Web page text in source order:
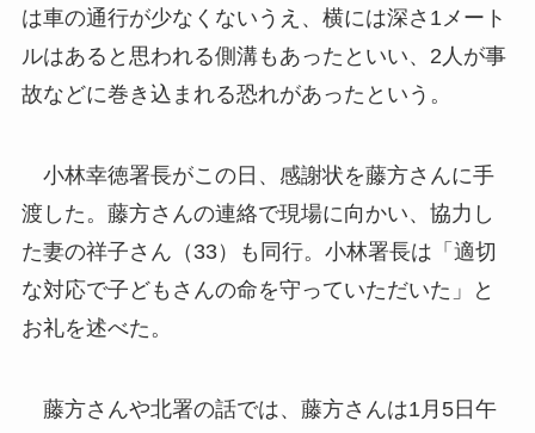
は車の通行が少なくないうえ、横には深さ1メート
ルはあると思われる側溝もあったといい、2人が事
故などに巻き込まれる恐れがあったという。
小林幸徳署長がこの日、感謝状を藤方さんに手
渡した。藤方さんの連絡で現場に向かい、協力し
た妻の祥子さん（33）も同行。小林署長は「適切
な対応で子どもさんの命を守っていただいた」と
お礼を述べた。
藤方さんや北署の話では、藤方さんは1月5日午